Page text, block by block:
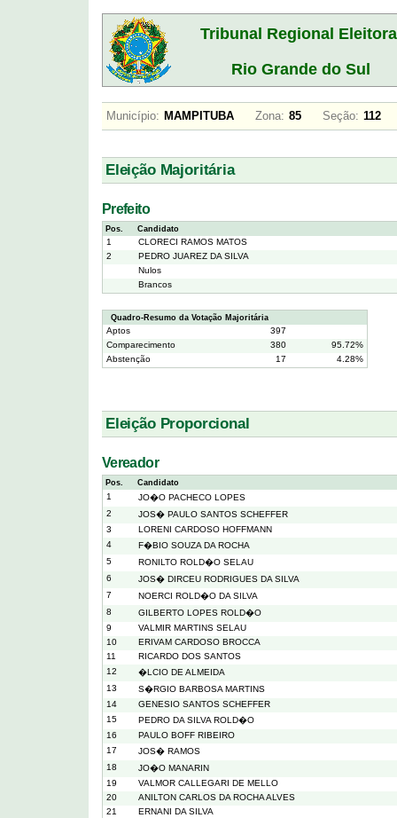
Tribunal Regional
Rio Grande do Sul
Município: MAMPITUBA Zona: 85 Seção: 112
Eleição Majoritária
Prefeito
Pos. Candidato
1
CLORECI RAMOS MATOS
2
PEDRO JUAREZ DA SILVA
Nulos
Brancos
Quadro-Resumo da Votação Majoritária
Aptos
397
Comparecimento
380
95.72%
Abstenção
17 4.28%
Eleição Proporcional
Vereador
Pos. Candidato
1
JO�O PACHECO LOPES
2
JOS� PAULO SANTOS SCHEFFER
3
LORENI CARDOSO HOFFMANN
4
F�BIO SOUZA DA ROCHA
5
RONILTO ROLD�O SELAU
6
JOS� DIRCEU RODRIGUES DA SILVA
7
NOERCI ROLD�O DA SILVA
8
GILBERTO LOPES ROLD�O
9
VALMIR MARTINS SELAU
10
ERIVAM CARDOSO BROCCA
11
RICARDO DOS SANTOS
12
�LCIO DE ALMEIDA
13
S�RGIO BARBOSA MARTINS
14
GENESIO SANTOS SCHEFFER
15
PEDRO DA SILVA ROLD�O
16
PAULO BOFF RIBEIRO
17
JOS� RAMOS
18
JO�O MANARIN
19
VALMOR CALLEGARI DE MELLO
20
ANILTON CARLOS DA ROCHA ALVES
21
ERNANI DA SILVA